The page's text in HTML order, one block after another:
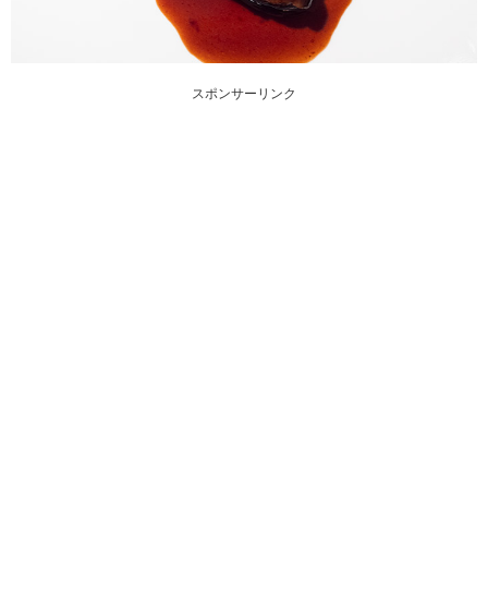
スポンサーリンク